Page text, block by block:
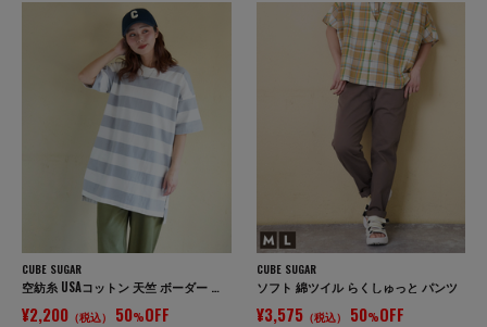
CUBE SUGAR
空紡糸 USAコットン 天竺 ボーダー ボトル入り 脇スリット チュニック ボトルTee
¥2,200 （税込） 50%OFF
CUBE SUGAR
ソフト 綿ツイル らくしゅっと パンツ
¥3,575（税込） 50%OFF